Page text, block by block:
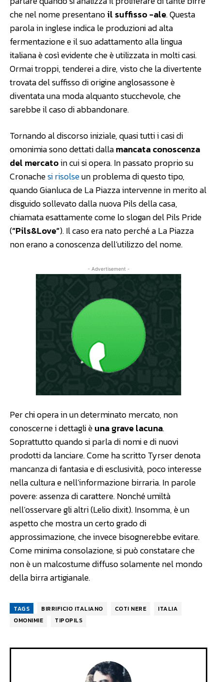
che nel nome presentanoil suffisso -ale. Questa
parola in inglese indica le produzioni ad alta
fermentazione e il suo adattamento alla lingua
italiana è così evidente che è utilizzata in molti casi.
Ormai troppi, tenderei a dire, visto che la divertente
trovata del suffisso di origine anglosassone è
diventata una moda alquanto stucchevole, che
sarebbe il caso di abbandonare.
Tornando al discorso iniziale, quasi tutti i casi di
omonimia sono dettati dallamancata conoscenza
del mercatoin cui si opera. In passato proprio su
Cronachesi risolseun problema di questo tipo,
quando Gianluca de La Piazza intervenne in merito al
disguido sollevato dalla nuova Pils della casa,
chiamata esattamente come lo slogan del Pils Pride
(“Pils&Love”). Il caso era nato perché a La Piazza
non erano a conoscenza dell’utilizzo del nome.
- Advertisement -
Per chi opera in un determinato mercato, non
conoscerne i dettagli èuna grave lacuna.
Soprattutto quando si parla di nomi e di nuovi
prodotti da lanciare. Come ha scritto Tyrser denota
mancanza di fantasia e di esclusività, poco interesse
nella cultura e nell’informazione birraria. In parole
povere: assenza di carattere. Nonché umiltà
nell’osservare gli altri (Lelio dixit). Insomma, è un
aspetto che mostra un certo grado di
approssimazione, che invece bisognerebbe evitare.
Come minima consolazione, si può constatare che
non è un malcostume diffuso solamente nel mondo
della birra artigianale.
TAGS BIRRIFICIO ITALIANO COTI NERE
ITALIA
OMONIMIE
TIPOPILS